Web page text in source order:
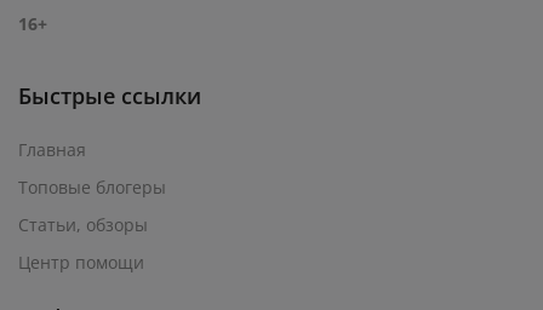
16+
Быстрые ссылки
Главная
Топовые блогеры
Статьи, обзоры
Центр помощи